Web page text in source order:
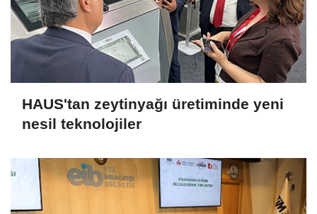
HAUS'tan zeytinyağı üretiminde yeni
nesil teknolojiler